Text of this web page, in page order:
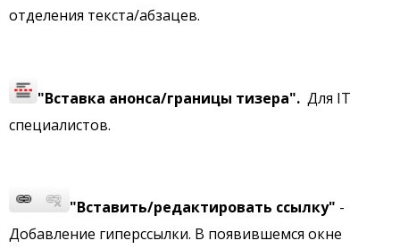
отделения текста/абзацев.
"Вставка анонса/границы тизера". Для IT
специалистов.
"Вставить/редактировать ссылку" -
Добавление гиперссылки. В появившемся окне